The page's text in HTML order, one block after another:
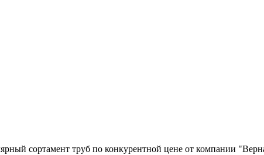
сортамент труб по конкурентной цене от компании